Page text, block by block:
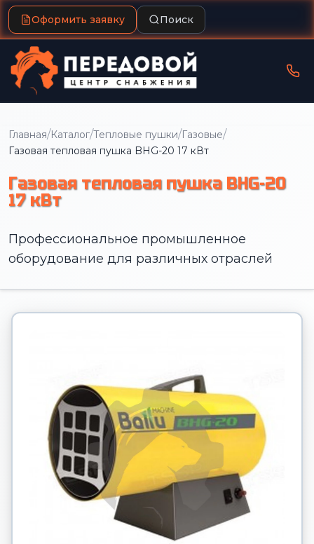
Оформить заявку Поиск
Главная/Каталог/Тепловые пушки/Газовые/
Газовая тепловая пушка BHG-20 17 кВт
Газовая тепловая пушка BHG-20
17 кВт
Профессиональное промышленное
оборудование для различных отраслей